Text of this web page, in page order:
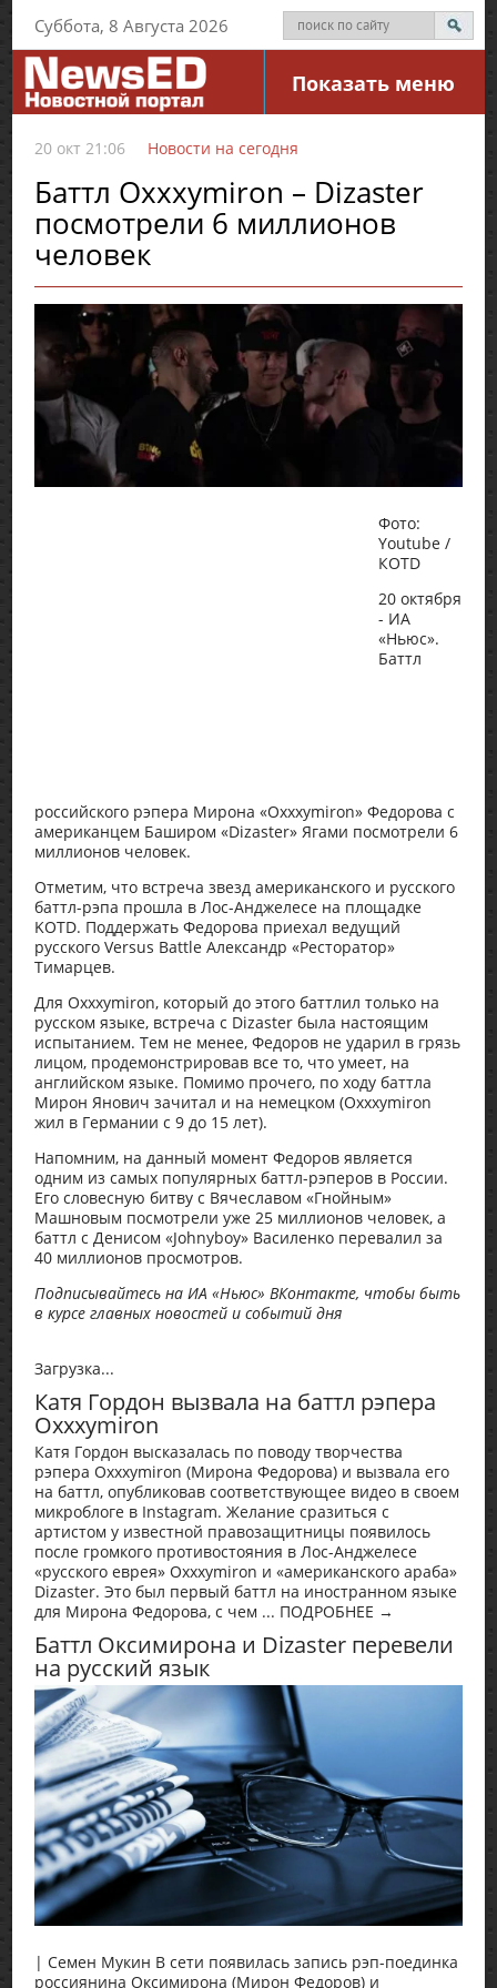
Суббота, 8 Августа 2026
Показать меню
20 окт 21:06 Новости на сегодня
Баттл Oxxxymiron – Dizaster
посмотрели 6 миллионов
человек
Фото:
Youtube /
КОТD
20 октября
- ИА
«Ньюс».
Баттл
российского рэпера Мирона «Oxxxymiron» Федорова с
американцем Баширом «Dizaster» Ягами посмотрели 6
миллионов человек.
Отметим, что встреча звезд американского и русского
баттл-рэпа прошла в Лос-Анджелесе на площадке
KOTD. Поддержать Федорова приехал ведущий
русского Versus Battle Александр «Ресторатор»
Тимарцев.
Для Oxxxymiron, который до этого баттлил только на
русском языке, встреча с Dizaster была настоящим
испытанием. Тем не менее, Федоров не ударил в грязь
лицом, продемонстрировав все то, что умеет, на
английском языке. Помимо прочего, по ходу баттла
Мирон Янович зачитал и на немецком (Oxxxymiron
жил в Германии с 9 до 15 лет).
Напомним, на данный момент Федоров является
одним из самых популярных баттл-рэперов в России.
Его словесную битву с Вячеславом «Гнойным»
Машновым посмотрели уже 25 миллионов человек, а
баттл с Денисом «Johnyboy» Василенко перевалил за
40 миллионов просмотров.
Подписывайтесь на ИА «Ньюс» ВКонтакте, чтобы быть
в курсе главных новостей и событий дня
Загрузка...
Катя Гордон вызвала на баттл рэпера
Oxxxymiron
Катя Гордон высказалась по поводу творчества
рэпера Oxxxymiron (Мирона Федорова) и вызвала его
на баттл, опубликовав соответствующее видео в своем
микроблоге в Instagram. Желание сразиться с
артистом у известной правозащитницы появилось
после громкого противостояния в Лос-Анджелесе
«русского еврея» Oxxxymiron и «американского араба»
Dizaster. Это был первый баттл на иностранном языке
для Мирона Федорова, с чем ... ПОДРОБНЕЕ →
Баттл Оксимирона и Dizaster перевели
на русский язык
| Семен Мукин В сети появилась запись рэп-поединка
россиянина Оксимирона (Мирон Федоров) и